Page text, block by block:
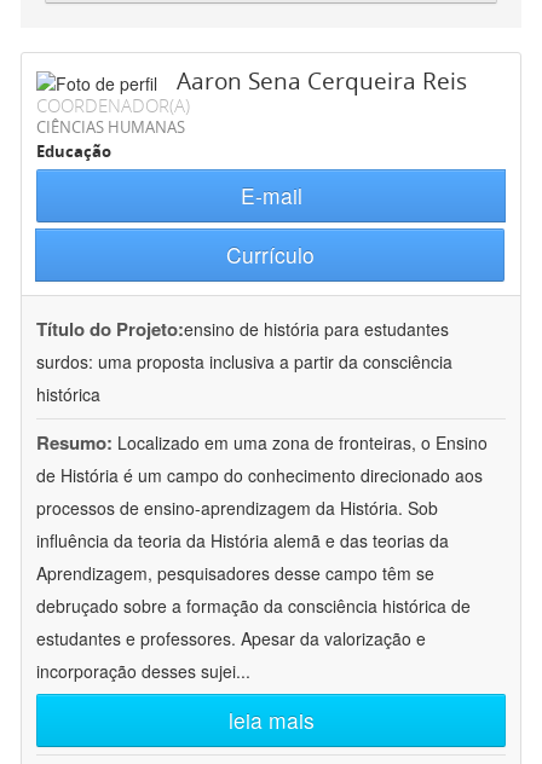
Aaron Sena Cerqueira Reis
COORDENADOR(A)
CIÊNCIAS HUMANAS
Educação
E-mail
Currículo
Título do Projeto:ensino de história para estudantes
surdos: uma proposta inclusiva a partir da consciência
histórica
Resumo: Localizado em uma zona de fronteiras, o Ensino
de História é um campo do conhecimento direcionado aos
processos de ensino-aprendizagem da História. Sob
influência da teoria da História alemã e das teorias da
Aprendizagem, pesquisadores desse campo têm se
debruçado sobre a formação da consciência histórica de
estudantes e professores. Apesar da valorização e
incorporação desses sujei...
leia mais